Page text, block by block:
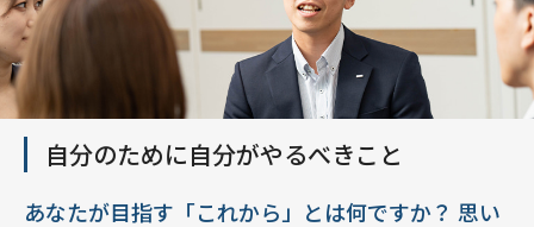
自分のために自分がやるべきこと
あなたが目指す「これから」とは何ですか？ 思い